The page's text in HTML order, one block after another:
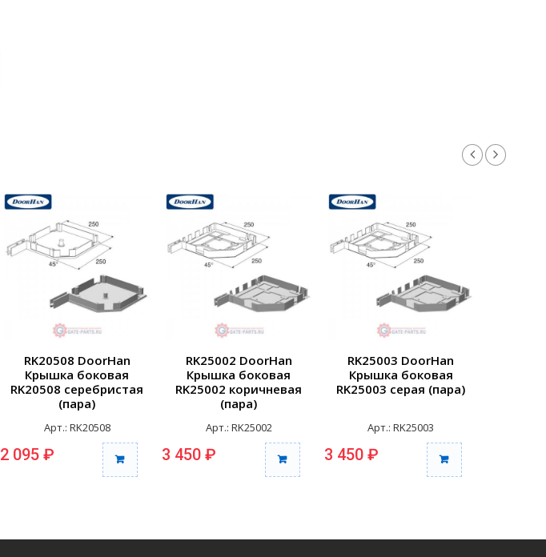
RK20508 DoorHan
Крышка боковая
RK20508 серебристая
(пара)
Арт.: RK20508
2 095 ₽
RK25002 DoorHan
Крышка боковая
RK25002 коричневая
(пара)
Арт.: RK25002
3 450 ₽
RK25003 DoorHan
Крышка боковая
RK25003 серая (пара)
Арт.: RK25003
3 450 ₽